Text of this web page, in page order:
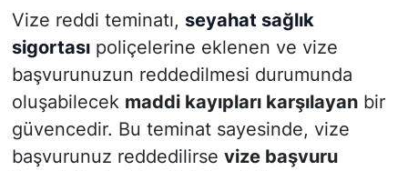
Vize reddi teminatı, seyahat sağlık
sigortası poliçelerine eklenen ve vize
başvurunuzun reddedilmesi durumunda
oluşabilecek maddi kayıpları karşılayanbir
güvencedir. Bu teminat sayesinde, vize
başvurunuz reddedilirse vize başvuru